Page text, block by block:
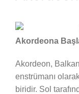
Akordeona
Akordeon,
enstrümanı
biridir. Sol